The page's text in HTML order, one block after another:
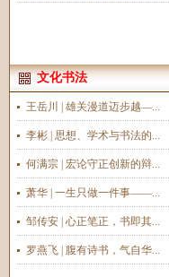
文化书法
王岳川 | 雄关漫道迈步越—...
李彬 | 思想、学术与书法的...
何满宗 | 宏论守正创新的辩...
萧华 | 一生只做一件事——...
邹传安 | 心正笔正，书即其...
罗燕飞 | 腹有诗书，气自华...